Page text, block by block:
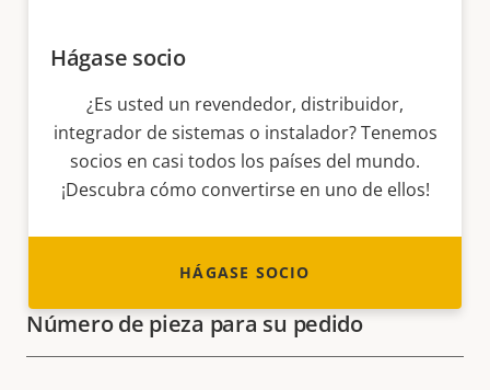
Hágase socio
¿Es usted un revendedor, distribuidor,
integrador de sistemas o instalador? Tenemos
socios en casi todos los países del mundo.
¡Descubra cómo convertirse en uno de ellos!
HÁGASE SOCIO
Número de pieza para su pedido